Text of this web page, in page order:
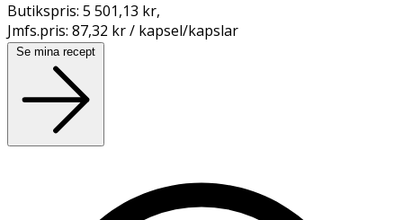
Butikspris: 5 501,13 kr,
Jmfs.pris: 87,32 kr / kapsel/kapslar
Se mina recept